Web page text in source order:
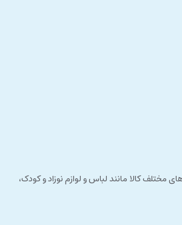
بندی های مختلف کالا مانند لباس و لوازم نوزاد و کودک،